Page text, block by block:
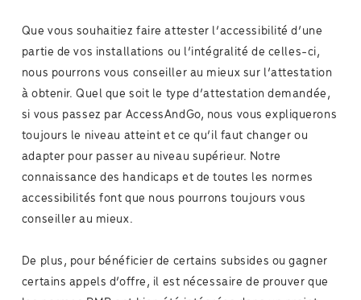
Que vous souhaitiez faire attester l’accessibilité d’une
partie de vos installations ou l’intégralité de celles-ci,
nous pourrons vous conseiller au mieux sur l’attestation
à obtenir. Quel que soit le type d’attestation demandée,
si vous passez par AccessAndGo, nous vous expliquerons
toujours le niveau atteint et ce qu’il faut changer ou
adapter pour passer au niveau supérieur. Notre
connaissance des handicaps et de toutes les normes
accessibilités font que nous pourrons toujours vous
conseiller au mieux.
De plus, pour bénéficier de certains subsides ou gagner
certains appels d’offre, il est nécessaire de prouver que